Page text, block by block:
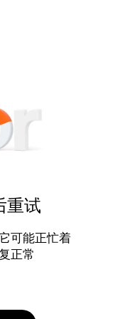
重试
可能正忙着
正常